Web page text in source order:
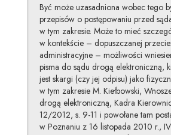
Być może uzasadniona wobec tego
przepisów o postępowaniu przed
w tym zakresie. Może to mieć
w kontekście – dopuszczanej
administracyjne – możliwości
pisma do sądu drogą elektroniczną,
jest skargi (czy jej odpisu) jako
w tym zakresie M. Kiełbowski,
drogą elektroniczną, Kadra
12/2012, s. 9-11 i powołane tam
w Poznaniu z 16 listopada 2010 r.,